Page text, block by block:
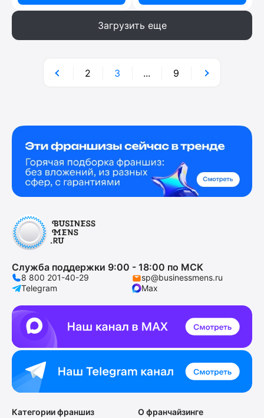
Загрузить еще
2 3 ... 9
Служба поддержки 9:00 - 18:00 по МСК
8 800 201-40-29
sp@businessmens.ru
Telegram
Max
Категории франшиз
О франчайзинге